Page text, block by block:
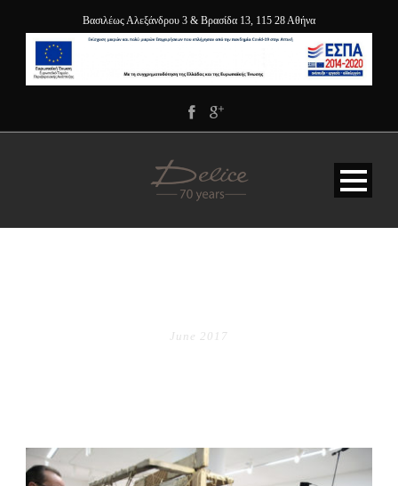
Βασιλέως Αλεξάνδρου 3 & Βρασίδα 13, 115 28 Αθήνα
June 2017